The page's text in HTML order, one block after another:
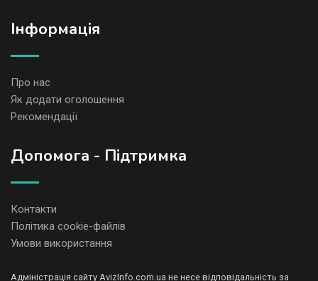
Iнформація
Про нас
Як додати оголошення
Рекомендації
Допомога - Підтримка
Контакти
Політика cookie-файлів
Умови використання
Адміністрація сайту AvizInfo.com.ua не несе відповідальність за